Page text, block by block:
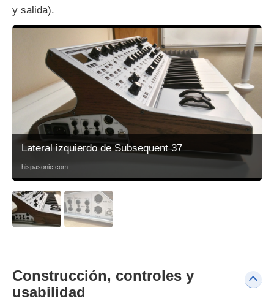
y salida).
Lateral izquierdo de Subsequent 37
hispasonic.com
Construcción, controles y
usabilidad